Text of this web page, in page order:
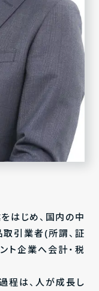
はじめ、国内の中
引業者(所謂、証
ト企業へ会計・税
程は、人が成長し